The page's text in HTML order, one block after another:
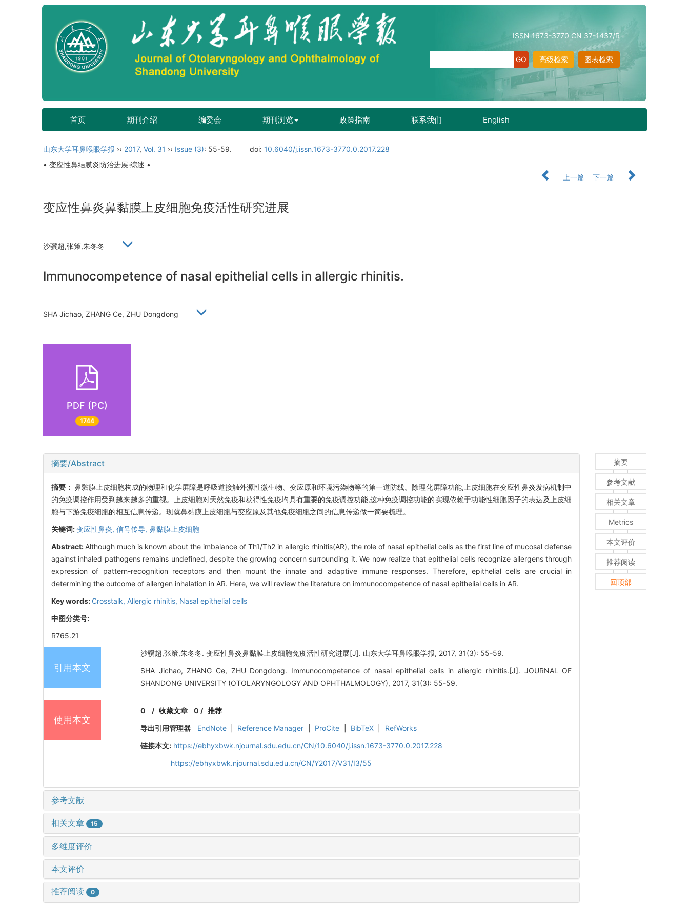
ISSN 1673-3770 CN 37-1437/R
图表检索
高级检索
首页 期刊介绍 编委会 期刊浏览 政策指南 联系我们 English
山东大学耳鼻喉眼学报 ›› 2017, Vol. 31 ›› Issue (3): 55-59. doi: 10.6040/j.issn.1673-3770.0.2017.228
• 变应性鼻结膜炎防治进展·综述 •
上一篇
下一篇
变应性鼻炎鼻黏膜上皮细胞免疫活性研究进展
沙骥超,张策,朱冬冬
Immunocompetence of nasal epithelial cells in allergic rhinitis.
SHA Jichao, ZHANG Ce, ZHU Dongdong
PDF (PC)
1744
摘要/Abstract
摘要：鼻黏膜上皮细胞构成的物理和化学屏障是呼吸道接触外源性微生物、变应原和环境污染物等的第一道防线。除理化屏障功能,上皮细胞在变应性鼻炎发病机制中
的免疫调控作用受到越来越多的重视。上皮细胞对天然免疫和获得性免疫均具有重要的免疫调控功能,这种免疫调控功能的实现依赖于功能性细胞因子的表达及上皮细
胞与下游免疫细胞的相互信息传递。现就鼻黏膜上皮细胞与变应原及其他免疫细胞之间的信息传递做一简要梳理。
关键词:变应性鼻炎, 信号传导, 鼻黏膜上皮细胞
Abstract: Although much is known about the imbalance of Th1/Th2 in allergic rhinitis(AR), the role of nasal epithelial cells as the first line of mucosal defense
against inhaled pathogens remains undefined, despite the growing concern surrounding it. We now realize that epithelial cells recognize allergens through
expression of pattern-recognition receptors and then mount the innate and adaptive immune responses. Therefore, epithelial cells are crucial in
determining the outcome of allergen inhalation in AR. Here, we will review the literature on immunocompetence of nasal epithelial cells in AR.
Key words: Crosstalk, Allergic rhinitis, Nasal epithelial cells
中图分类号:
R765.21
引用本文
沙骥超,张策,朱冬冬. 变应性鼻炎鼻黏膜上皮细胞免疫活性研究进展[J]. 山东大学耳鼻喉眼学报, 2017, 31(3): 55-59.
SHA Jichao, ZHANG Ce, ZHU Dongdong. Immunocompetence of nasal epithelial cells in allergic rhinitis.[J]. JOURNAL OF
SHANDONG UNIVERSITY (OTOLARYNGOLOGY AND OPHTHALMOLOGY), 2017, 31(3): 55-59.
使用本文
0 /收藏文章 0 / 推荐
导出引用管理器
EndNote Reference Manager ProCite BibTeX
RefWorks
链接本文: https://ebhyxbwk.njournal.sdu.edu.cn/CN/10.6040/j.issn.1673-3770.0.2017.228
https://ebhyxbwk.njournal.sdu.edu.cn/CN/Y2017/V31/I3/55
参考文献
相关文章 15
多维度评价
本文评价
推荐阅读 0
摘要
参考文献
相关文章
Metrics
本文评价
推荐阅读
回顶部